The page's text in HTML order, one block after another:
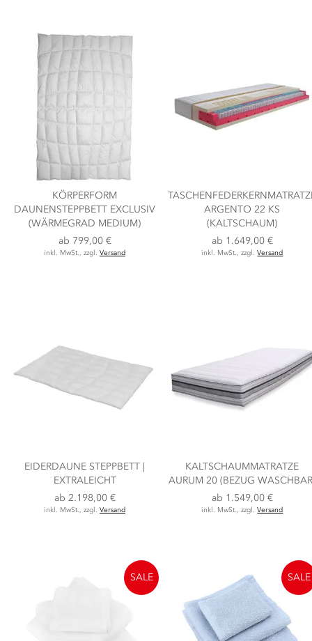
KÖRPERFORM
DAUNENSTEPPBETT EXCLUSIV
(WÄRMEGRAD MEDIUM)
ab 799,00 €
inkl. MwSt., zzgl. Versand
ARGENTO 22 KS
(KALTSCHAUM)
ab 1.649,00 €
inkl. MwSt., zzgl.Versand
EIDERDAUNE STEPPBETT |
EXTRALEICHT
ab 2.198,00 €
inkl. MwSt., zzgl. Versand
KALTSCHAUMMATRATZE
AURUM 20 (BEZUG
ab 1.549,00 €
inkl. MwSt., zzgl.Versand
SALE SALE